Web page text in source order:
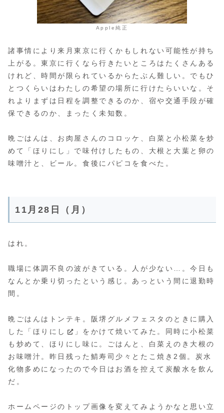
Apple純正
諸事情により来月東京に行くかもしれない可能性が持ち
上がる。東京に行くなら行きたいところはたくさんある
けれど、時間が限られているからたぶん難しい。でもひ
とつくらいはわたしの希望の場所に行けたらいいな。そ
れよりまずは日程を調整できるのか、宿や交通手段が確
保できるのか、まったく未知数。
晩ごはんは、お肉屋さんのコロッケ、白菜と小松菜を炒
めて「ほりにし」で味付けしたもの、大根と大葉と卵の
味噌汁と、ビール。食後にパピコを食べた。
11月28日（月）
はれ。
職場に体調不良の波がきている。人が少ない…。今日も
なんとか乗り切ったという感じ。あっという間に退勤時
間。
晩ごはんはトンテキ。阪堺グルメフェスタのときに購入
した「 ほりにし
」をかけて焼いてみた。同時に小松菜
も炒めて、ほりにし味に。ごはんと、白菜えのき大根の
お味噌汁。昨日残った鯖寿司少々とたこ焼き2個。炭水
化物多めになったので今日はお酒を控えて炭酸水を飲ん
だ。
ホームページのトップ画像を変えてみようかなと思い立